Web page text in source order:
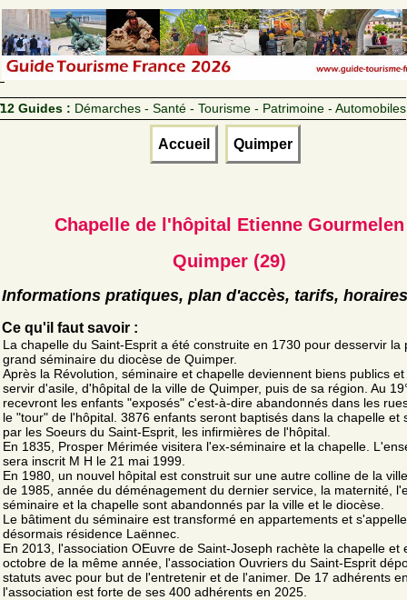
12 Guides : Démarches - Santé - Tourisme - Patrimoine - Automobiles
Accueil Quimper
Chapelle de l'hôpital Etienne Gourmelen
Quimper (29)
Informations pratiques, plan d'accès, tarifs, horaires
Ce qu'il faut savoir :
La chapelle du Saint-Esprit a été construite en 1730 pour desservir la
grand séminaire du diocèse de Quimper.
Après la Révolution, séminaire et chapelle deviennent biens publics
servir d'asile, d'hôpital de la ville de Quimper, puis de sa région. Au
recevront les enfants "exposés" c'est-à-dire abandonnés dans les
le "tour" de l'hôpital. 3876 enfants seront baptisés dans la chapelle et
par les Soeurs du Saint-Esprit, les infirmières de l'hôpital.
En 1835, Prosper Mérimée visitera l'ex-séminaire et la chapelle.
sera inscrit M H le 21 mai 1999.
En 1980, un nouvel hôpital est construit sur une autre colline de la
de 1985, année du déménagement du dernier service, la maternité,
séminaire et la chapelle sont abandonnés par la ville et le diocèse.
Le bâtiment du séminaire est transformé en appartements et s'appelle
désormais résidence Laënnec.
En 2013, l'association OEuvre de Saint-Joseph rachète la chapelle et
octobre de la même année, l'association Ouvriers du Saint-Esprit
statuts avec pour but de l'entretenir et de l'animer. De 17 adhérents
l'association est forte de ses 400 adhérents en 2025.